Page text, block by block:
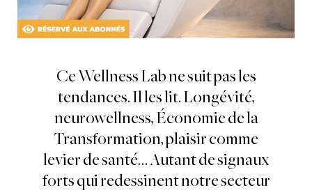
Ce Wellness Lab ne suit pas les
tendances. Il les lit. Longévité,
neurowellness, Économie de la
Transformation, plaisir comme
levier de santé… Autant de signaux
forts qui redessinent notre secteur